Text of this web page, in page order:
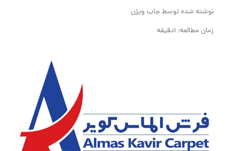
نوشته شده توسطجاب ویژن
زمان مطالعه: 1دقیقه